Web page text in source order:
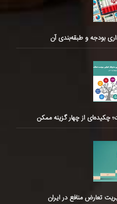
چکیده‌ای از چهار گزینه ممکن